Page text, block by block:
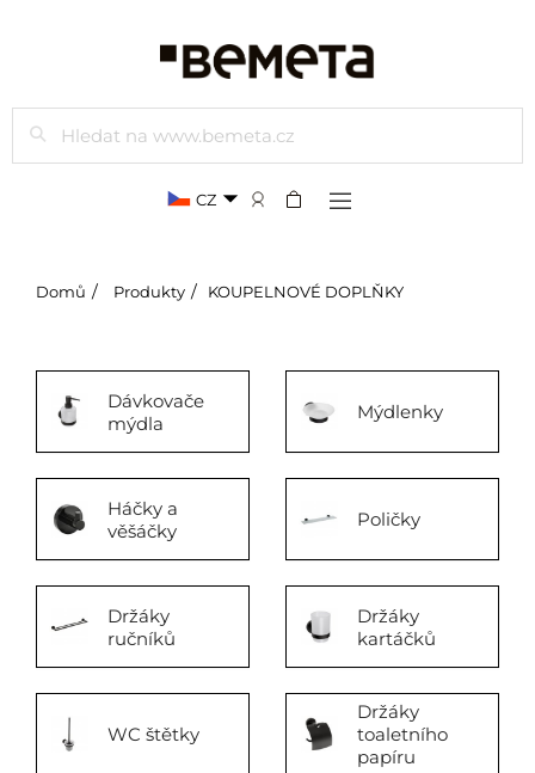
Hledat
CZ
Domů Produkty KOUPELNOVÉ DOPLŇKY
Dávkovače
mýdla
Mýdlenky
Háčky a
věšáčky
Poličky
Držáky
ručníků
Držáky
kartáčků
WC štětky
Držáky
toaletního
papíru